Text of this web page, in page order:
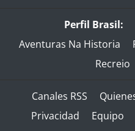
Perfil Brasil:
Aventuras Na Historia
Recreio
Canales RSS
Privacidad
Equipo